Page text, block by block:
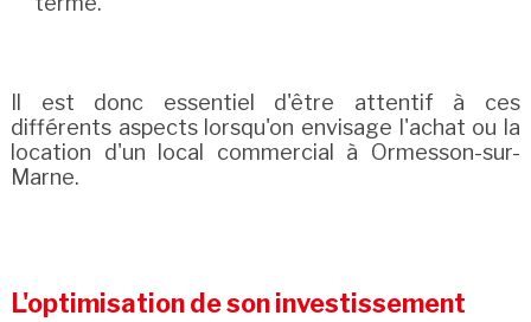
Il est donc essentiel d'être attentif à ces
différents aspects lorsqu'on envisage l'achat ou la
location d'un local commercial à Ormesson-sur-
Marne.
L'optimisation de son investissement